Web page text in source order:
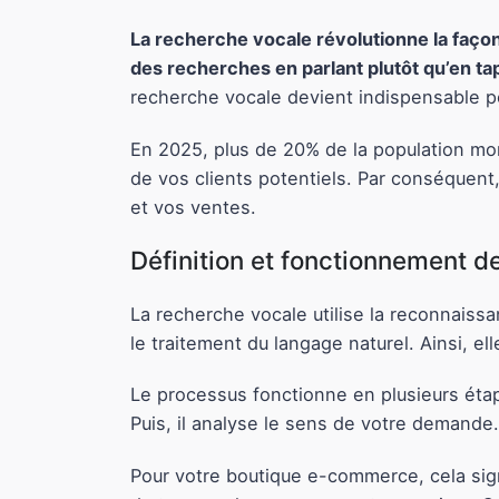
La recherche vocale révolutionne la
des recherches en parlant plutôt qu’en
recherche vocale devient indispensable
En 2025, plus de 20% de la population
de vos clients potentiels. Par
et vos ventes.
Définition et fonctionnement
La recherche vocale utilise la
le traitement du langage naturel. Ainsi,
Le processus fonctionne en plusieurs
Puis, il analyse le sens de votre
Pour votre boutique e-commerce, cela